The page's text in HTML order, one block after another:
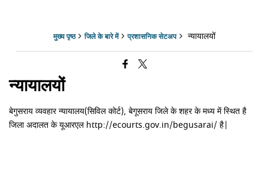
मुख्य पृष्ठ जिले के बारे में प्रशासनिक सेटअप न्यायालयों
न्यायालयों
बेगुसराय व्यवहार न्यायालय(सिविल कोर्ट), बेगूसराय जिले के शहर के मध्य में स्थित है
जिला अदालत के यूआरएल http://ecourts.gov.in/begusarai/ है|